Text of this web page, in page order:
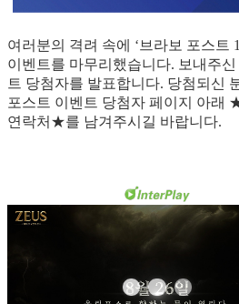
여러분의 격려 속에 ‘브라보 포스트
이벤트를 마무리했습니다. 보내주
트 당첨자를 발표합니다. 당첨되신
포스트 이벤트 당첨자 페이지 아래
연락처★를 남겨주시길 바랍니다.